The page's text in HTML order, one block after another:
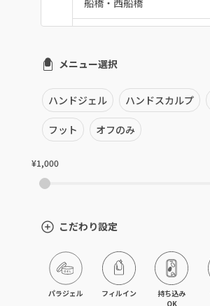
船橋・西船橋
市川・本八幡・下総中山
津田沼・京成津田沼
北習志野・習志野
四街道・都賀
木更津・君津
八幡宿・五井・姉ヶ崎
メニュー選択
ハンドジェル ハンドスカルプ
フット オフのみ
¥1,000
こだわり設定
パラジェル フィルイン
持ち込み
OK